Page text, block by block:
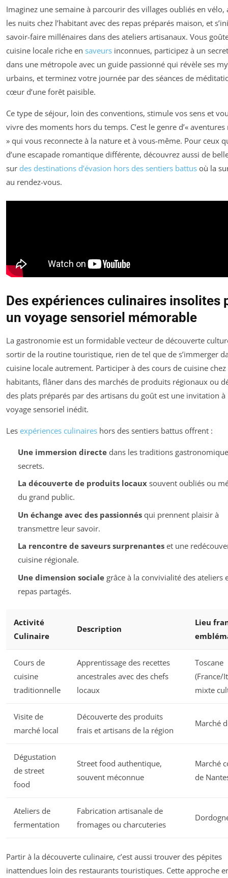
Imaginez une semaine à parcourir des villages oubliés en vélo,
les nuits chez l’habitant avec des repas préparés maison, et
savoir-faire millénaires dans des ateliers artisanaux. Vous
cuisine locale riche en saveurs inconnues, participez à un
dans une métropole avec un guide passionné qui révèle ses
urbains, et terminez votre journée par des séances de
cœur d’une forêt paisible.
Ce type de séjour, loin des conventions, stimule vos sens et
vivre des moments hors du temps. C’est le genre d’«
» qui vous reconnecte à la nature et à vous-même. Pour ceux
d’une escapade romantique différente, découvrez aussi de
sur des destinations d’évasion hors des sentiers battus où la
au rendez-vous.
Des expériences culinaires insolites
un voyage sensoriel mémorable
La gastronomie est un formidable vecteur de découverte
sortir de la routine touristique, rien de tel que de s’immerger
cuisine locale autrement. Participer à des cours de cuisine chez
habitants, flâner dans des marchés de produits régionaux ou
des plats préparés par des artisans du goût est une invitation à
voyage sensoriel inédit.
Les expériences culinaires hors des sentiers battus offrent :
Une immersion directedans les traditions
secrets.
La découverte de produits locauxsouvent oubliés ou
du grand public.
Un échange avec des passionnésqui prennent plaisir à
transmettre leur savoir.
La rencontre de saveurs surprenanteset une
cuisine régionale.
Une dimension socialegrâce à la convivialité des ateliers
repas partagés.
Activité
Culinaire
Description
Lieu
Cours de
cuisine
traditionnelle
Apprentissage des recettes
ancestrales avec des chefs
locaux
Toscane
(France/
mixte
Visite de
marché local
Découverte des produits
frais et artisans de la région
Marché
Dégustation
de street
food
Street food authentique,
souvent méconnue
Marché
de
Ateliers de
fermentation
Fabrication artisanale de
fromages ou charcuteries
Partir à la découverte culinaire, c’est aussi trouver des pépites
inattendues loin des restaurants touristiques. Cette approche